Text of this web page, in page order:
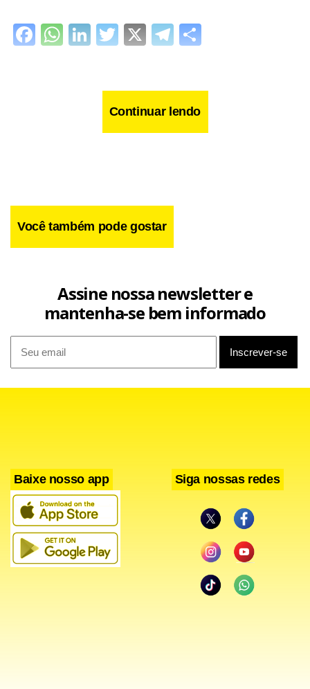
Facebook
WhatsApp
LinkedIn
Twitter
X Telegram
Continuar lendo
Você também pode gostar
Assine nossa newsletter e
mantenha-se bem informado
Baixe nosso app Siga nossas redes